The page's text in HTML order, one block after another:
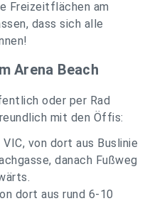
Freizeitflächen am
dass sich alle
Arena Beach
oder per Rad
mit den Öffis:
von dort aus Buslinie
danach Fußweg
dort aus rund 6-10